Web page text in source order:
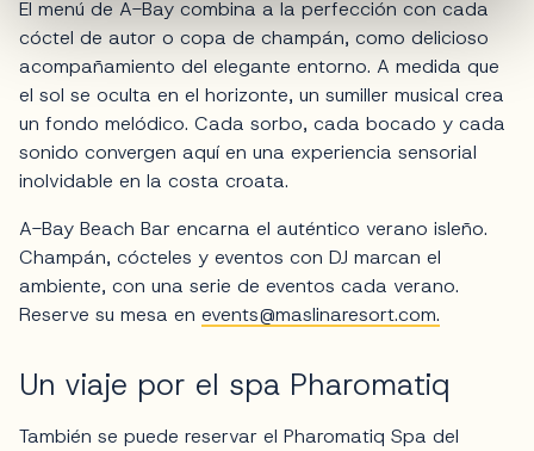
El menú de A-Bay combina a la perfección con cada
cóctel de autor o copa de champán, como delicioso
acompañamiento del elegante entorno. A medida que
el sol se oculta en el horizonte, un sumiller musical crea
un fondo melódico. Cada sorbo, cada bocado y cada
sonido convergen aquí en una experiencia sensorial
inolvidable en la costa croata.
A-Bay Beach Bar encarna el auténtico verano isleño.
Champán, cócteles y eventos con DJ marcan el
ambiente, con una serie de eventos cada verano.
Reserve su mesa en events@maslinaresort.com.
Un viaje por el spa Pharomatiq
También se puede reservar el Pharomatiq Spa del